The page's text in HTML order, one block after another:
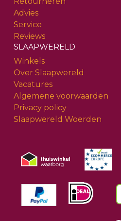
Advies
Service
Reviews
SLAAPWERELD
Winkels
Over Slaapwereld
Vacatures
Algemene voorwaarden
Privacy policy
Slaapwereld Woerden